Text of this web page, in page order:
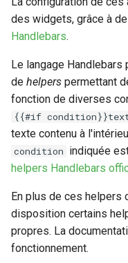
a
r
r
r
e
Linkbuilder
Matrice des flux reseau
Mise a jour
Remediation
Smart feeder
Webserver
Outil de support
Rabbitmq webui
Troubleshooting
evenement
Swagger community
Swagger pro
L'enrichissement
corrélation
Météo des Services
Notifications vers un
tiers
Période de confirmation
les nouvelles alarmes
Personnalisation des
affichages via des
Exemples
helper duration
Exemples
helper compare
Helper timestamp
Exemple
Helper request
Exemples
Stats
Gestion des tags
Indicateurs statistiques
Listes de lecture
Mode Maintenance
Paramètres de calcul
d'état/sévérité
Paramètres de stockage
Paramètres
Règles d'inactivité
Règles Méta Alarmes
Règles de résolution
Règles SNMP (pro)
Scenarios
des widgets, grâce à
Handlebars.
Le langage Handlebars
de helpers permettant
fonction de diverses
{{#if
texte contenu à
condition indiquée
helpers Handlebars
En plus de ces helpers
disposition certains
propres. La
fonctionnement.